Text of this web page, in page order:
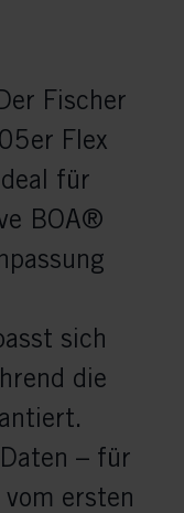
Fischer
Flex
für
BOA®
sich
die
– für
ersten